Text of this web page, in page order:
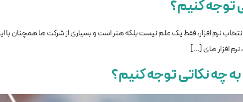
توجه کنیم؟
انتخاب نرم افزار، فقط یک علم نیست بلکه هنر است و بسیاری از شرکت ها همچنان
افزار های […]
به چه نکاتی توجه کنیم؟